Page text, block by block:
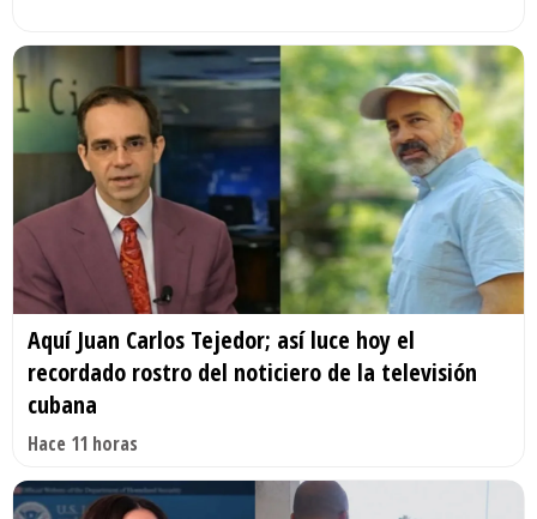
Aquí Juan Carlos Tejedor; así luce hoy el
recordado rostro del noticiero de la televisión
cubana
Hace 11 horas